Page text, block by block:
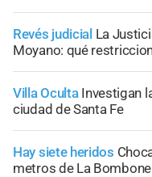
Revés judicial La
Moyano: qué
Villa Oculta Investigan
ciudad de Santa Fe
Hay siete heridos
metros de La